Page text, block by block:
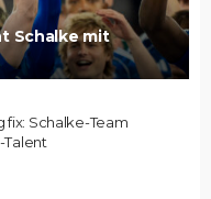
Schalke mit
fix: Schalke-Team